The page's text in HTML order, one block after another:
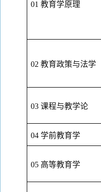
01 教育学原理
02 教育政策与法学
03 课程与教学论
04 学前教育学
05 高等教育学